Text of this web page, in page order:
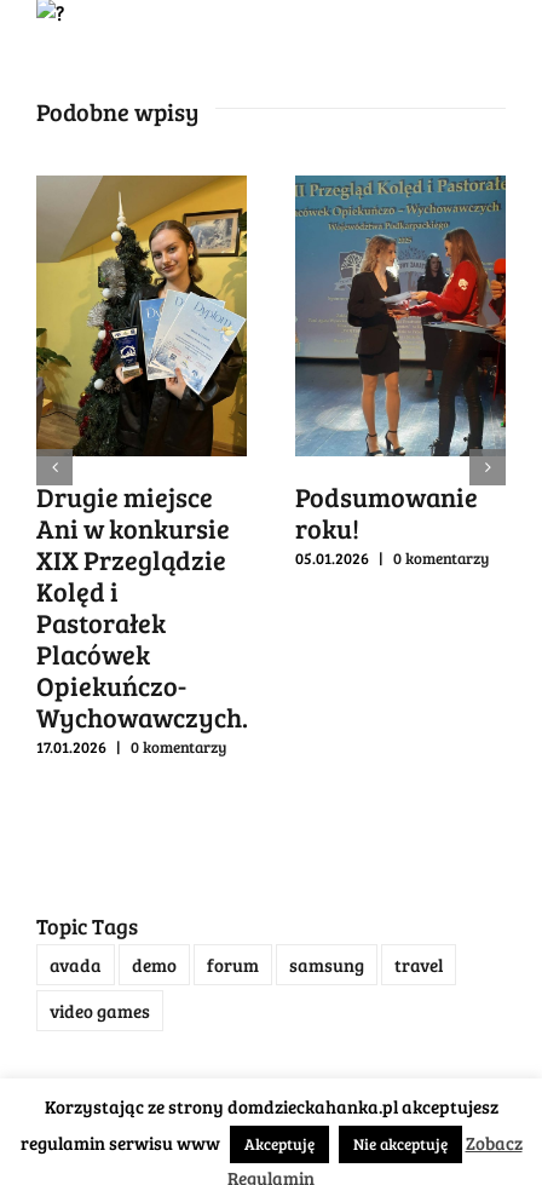
Podobne wpisy
Drugie miejsce
Ani w konkursie
XIX Przeglądzie
Kolęd i
Pastorałek
Placówek
Opiekuńczo-
Wychowawczych.
17.01.2026 | 0 komentarzy
Podsumowanie
roku!
05.01.2026 | 0 komentarzy
Topic Tags
avada demo forum samsung
travel
video games
Dom Dziecka "Hanka" 39-200 Dębica, ul. Gawrzyłowka 33,
Korzystając ze strony domdzieckahanka.pl akceptujesz
regulamin serwisu www
Akceptuję Nie akceptuję
Zobacz
Regulamin